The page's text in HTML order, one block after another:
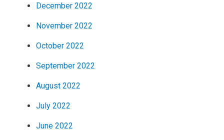
December 2022
November 2022
October 2022
September 2022
August 2022
July 2022
June 2022